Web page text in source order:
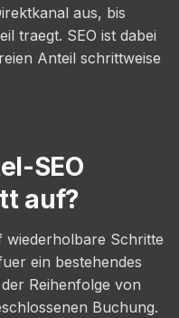
aus, bis
traegt. SEO ist dabei
Anteil schrittweise
SEO
auf?
Schritte
ein bestehendes
Reihenfolge von
Buchung.